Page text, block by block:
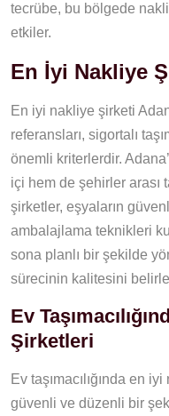
tecrübe, bu bölgede
etkiler.
En İyi Nakliye
En iyi nakliye şirketi
referansları, sigortalı
önemli kriterlerdir.
içi hem de şehirler arası
şirketler, eşyaların
ambalajlama teknikleri
sona planlı bir şekilde
sürecinin kalitesini
Ev
Şirketleri
Ev taşımacılığında en
güvenli ve düzenli bir